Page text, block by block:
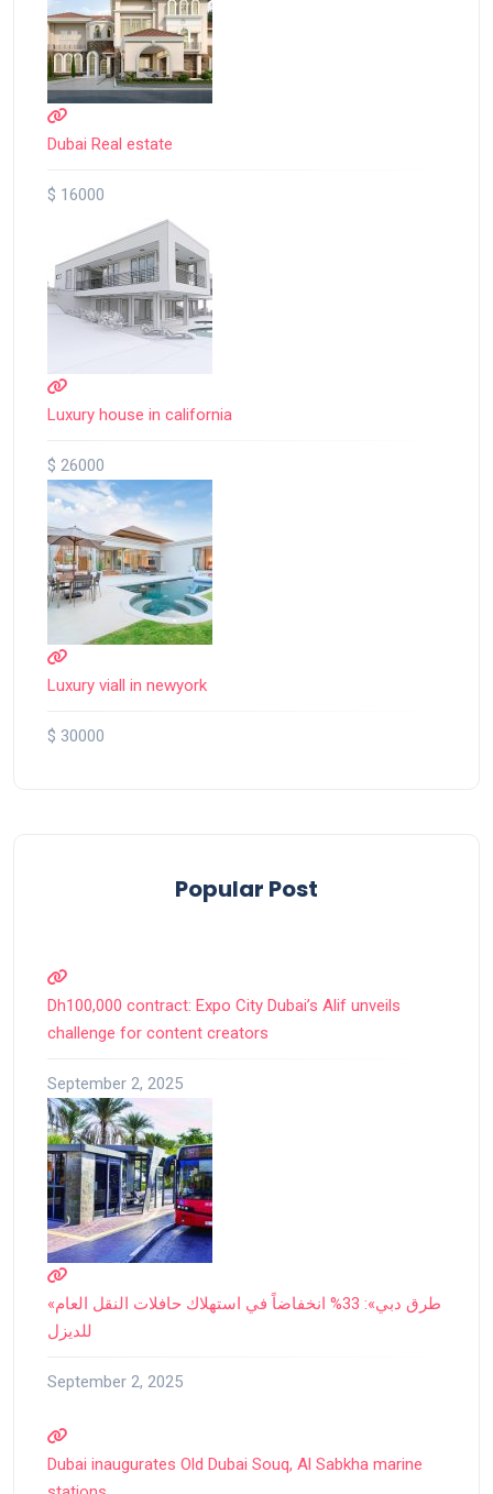
Dubai Real estate
$ 16000
Luxury house in california
$ 26000
Luxury viall in newyork
$ 30000
Popular Post
Dh100,000 contract: Expo City Dubai’s Alif unveils
challenge for content creators
September 2, 2025
«طرق دبي»: 33% انخفاضاً في استهلاك حافلات النقل العام
للديزل
September 2, 2025
Dubai inaugurates Old Dubai Souq, Al Sabkha marine